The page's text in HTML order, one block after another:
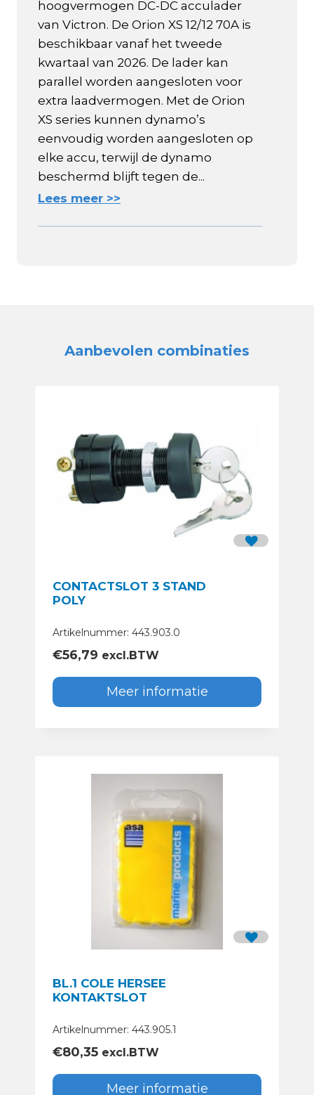
hoogvermogen DC-DC acculader
van Victron. De Orion XS 12/12 70A is
beschikbaar vanaf het tweede
kwartaal van 2026. De lader kan
parallel worden aangesloten voor
extra laadvermogen. Met de Orion
XS series kunnen dynamo’s
eenvoudig worden aangesloten op
elke accu, terwijl de dynamo
beschermd blijft tegen de...
Lees meer >>
Aanbevolen combinaties
CONTACTSLOT 3 STAND
POLY
Artikelnummer: 443.903.0
€56,79 excl.BTW
Meer informatie
BL.1 COLE HERSEE
KONTAKTSLOT
Artikelnummer: 443.905.1
€80,35 excl.BTW
Meer informatie